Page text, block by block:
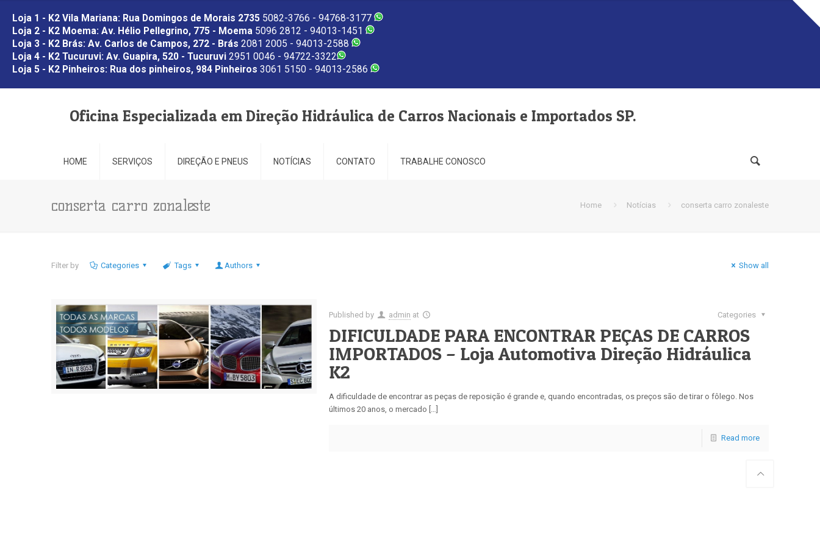
Loja 1 - K2 Vila Mariana: Rua Domingos de Morais 2735 5082-3766 - 94768-3177
Loja 2 - K2 Moema: Av. Hélio Pellegrino, 775 - Moema 5096 2812 - 94013-1451
Loja 3 - K2 Brás: Av. Carlos de Campos, 272 - Brás 2081 2005 - 94013-2588
Loja 4 - K2 Tucuruvi: Av. Guapira, 520 - Tucuruvi 2951 0046 - 94722-3322
Loja 5 - K2 Pinheiros: Rua dos pinheiros, 984 Pinheiros 3061 5150 - 94013-2586
Oficina Especializada em Direção Hidráulica de Carros Nacionais e Importados SP.
HOME SERVIÇOS DIREÇÃO E PNEUS NOTÍCIAS CONTATO TRABALHE CONOSCO
conserta carro zonaleste Home Notícias conserta carro zonaleste
Filter by Categories Tags Authors Show all
Published by admin at Categories
DIFICULDADE PARA ENCONTRAR PEÇAS DE CARROS
IMPORTADOS – Loja Automotiva Direção Hidráulica
K2
A dificuldade de encontrar as peças de reposição é grande e, quando encontradas, os preços são de tirar o fôlego. Nos
últimos 20 anos, o mercado […]
Read more